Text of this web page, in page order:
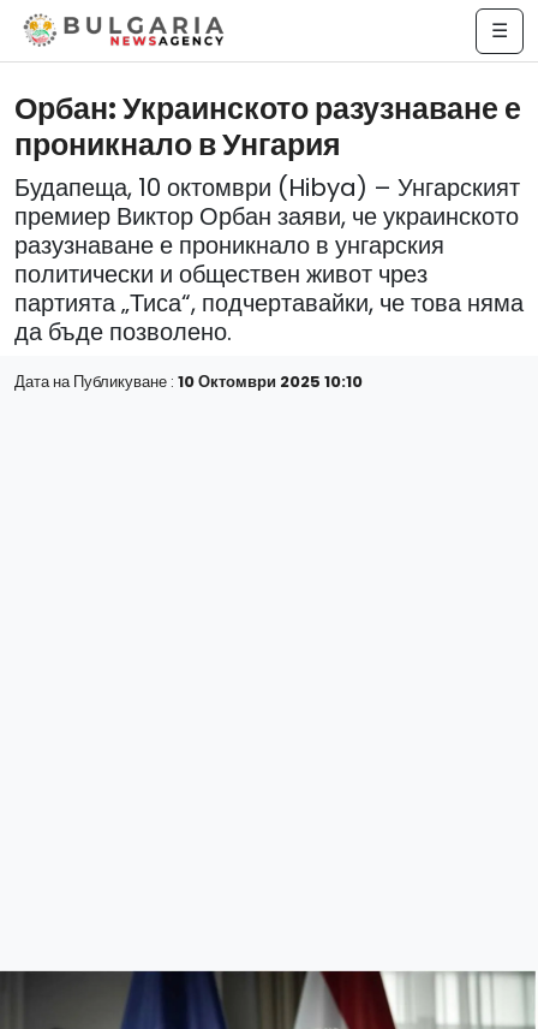
☰
Орбан: Украинското разузнаване е
проникнало в Унгария
Будапеща, 10 октомври (Hibya) – Унгарският
премиер Виктор Орбан заяви, че украинското
разузнаване е проникнало в унгарския
политически и обществен живот чрез
партията „Тиса“, подчертавайки, че това няма
да бъде позволено.
Дата на Публикуване : 10 Октомври 2025 10:10